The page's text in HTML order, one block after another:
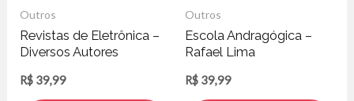
Outros
Revistas de Eletrônica –
Diversos Autores
R$ 39,99
Outros
Escola Andragógica –
Rafael Lima
R$ 39,99